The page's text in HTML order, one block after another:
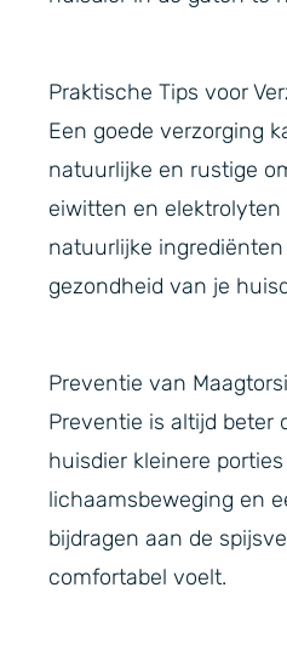
Praktische Tips voor
Een goede verzorging
natuurlijke en rustige
eiwitten en
natuurlijke
gezondheid van je
Preventie van
Preventie is altijd beter
huisdier kleinere
lichaamsbeweging en
bijdragen aan de
comfortabel voelt.